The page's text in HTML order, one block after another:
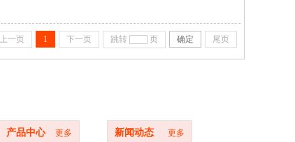
上一页 1 下一页 跳转 页 确定 尾页
产品中心 更多 新闻动态 更多